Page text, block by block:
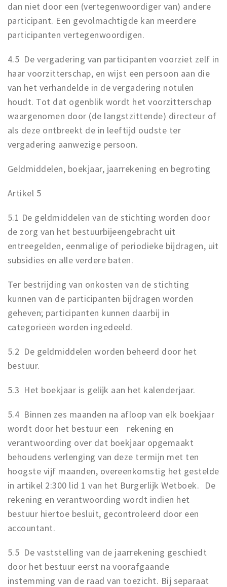
dan niet door een (vertegenwoordiger van) andere
participant. Een gevolmachtigde kan meerdere
participanten vertegenwoordigen.
4.5 De vergadering van participanten voorziet zelf in
haar voorzitterschap, en wijst een persoon aan die
van het verhandelde in de vergadering notulen
houdt. Tot dat ogenblik wordt het voorzitterschap
waargenomen door (de langstzittende) directeur of
als deze ontbreekt de in leeftijd oudste ter
vergadering aanwezige persoon.
Geldmiddelen, boekjaar, jaarrekening en begroting
Artikel 5
5.1 De geldmiddelen van de stichting worden door
de zorg van het bestuurbijeengebracht uit
entreegelden, eenmalige of periodieke bijdragen, uit
subsidies en alle verdere baten.
Ter bestrijding van onkosten van de stichting
kunnen van de participanten bijdragen worden
geheven; participanten kunnen daarbij in
categorieën worden ingedeeld.
5.2 De geldmiddelen worden beheerd door het
bestuur.
5.3 Het boekjaar is gelijk aan het kalenderjaar.
5.4 Binnen zes maanden na afloop van elk boekjaar
wordt door het bestuur een rekening en
verantwoording over dat boekjaar opgemaakt
behoudens verlenging van deze termijn met ten
hoogste vijf maanden, overeenkomstig het gestelde
in artikel 2:300 lid 1 van het Burgerlijk Wetboek. De
rekening en verantwoording wordt indien het
bestuur hiertoe besluit, gecontroleerd door een
accountant.
5.5 De vaststelling van de jaarrekening geschiedt
door het bestuur eerst na voorafgaande
instemming van de raad van toezicht. Bij separaat